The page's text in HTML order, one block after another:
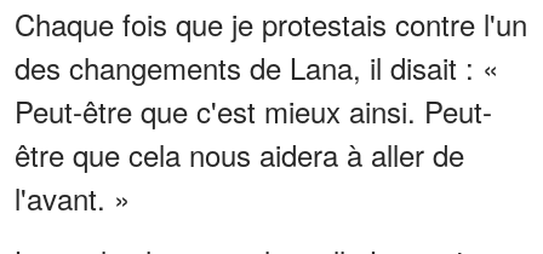
Chaque fois que je protestais contre l'un
des changements de Lana, il disait : «
Peut-être que c'est mieux ainsi. Peut-
être que cela nous aidera à aller de
l'avant. »